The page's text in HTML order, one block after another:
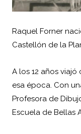
Raquel Forner
Castellón de la
A los 12 años
esa época. Con
Profesora de
Escuela de Bellas